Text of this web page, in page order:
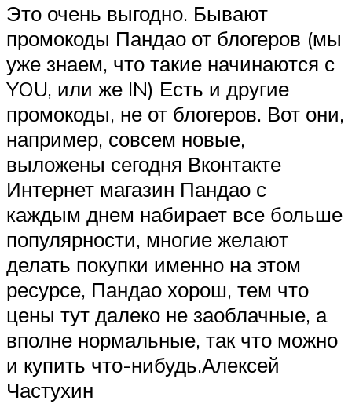
Это очень выгодно. Бывают
промокоды Пандао от блогеров (мы
уже знаем, что такие начинаются с
YOU, или же IN) Есть и другие
промокоды, не от блогеров. Вот они,
например, совсем новые,
выложены сегодня Вконтакте
Интернет магазин Пандао с
каждым днем набирает все больше
популярности, многие желают
делать покупки именно на этом
ресурсе, Пандао хорош, тем что
цены тут далеко не заоблачные, а
вполне нормальные, так что можно
и купить что-нибудь.Алексей
Частухин